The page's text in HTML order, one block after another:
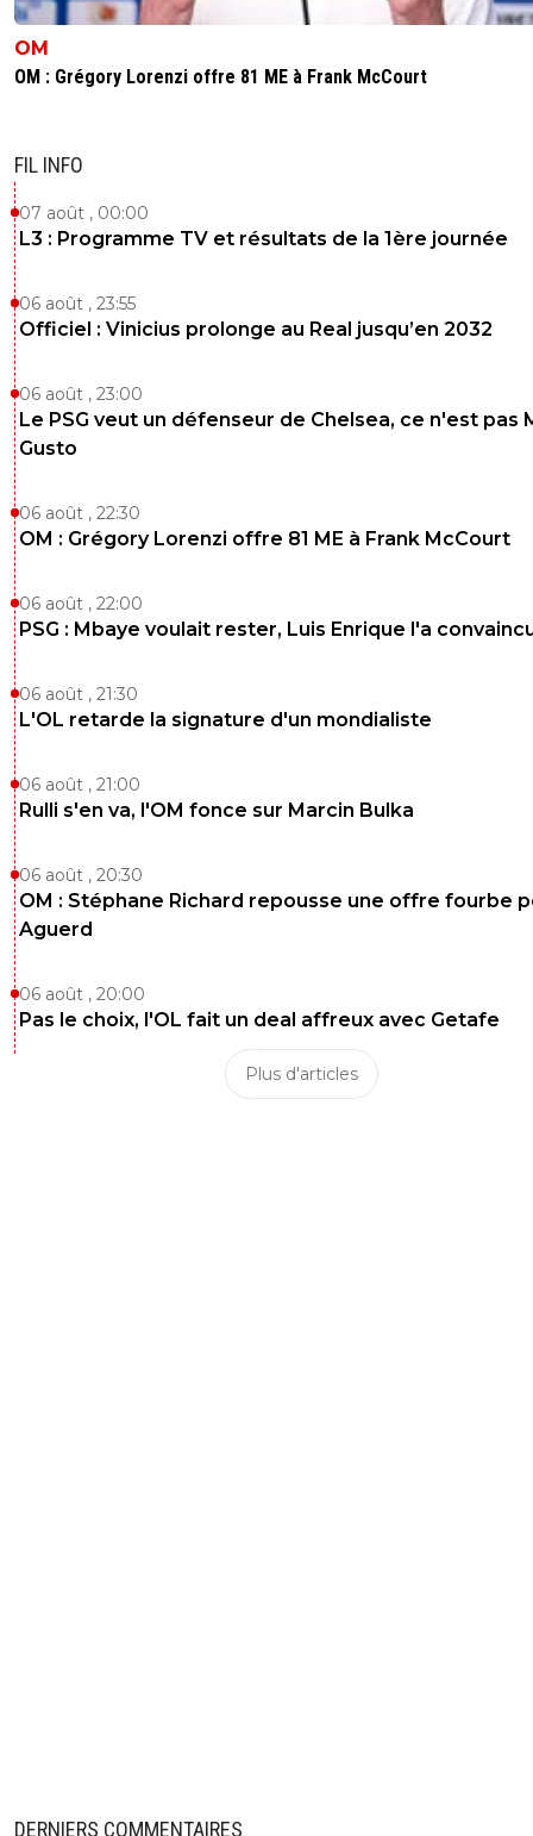
OM
OM : Grégory Lorenzi offre 81 ME à Frank McCourt
FIL INFO
07 août , 00:00
L3 : Programme TV et résultats de la 1ère journée
06 août , 23:55
Officiel : Vinicius prolonge au Real jusqu’en 2032
06 août , 23:00
Le PSG veut un défenseur de Chelsea, ce n'est pas
Gusto
06 août , 22:30
OM : Grégory Lorenzi offre 81 ME à Frank McCourt
06 août , 22:00
PSG : Mbaye voulait rester, Luis Enrique l'a
06 août , 21:30
L'OL retarde la signature d'un mondialiste
06 août , 21:00
Rulli s'en va, l'OM fonce sur Marcin Bulka
06 août , 20:30
OM : Stéphane Richard repousse une offre fourbe
Aguerd
06 août , 20:00
Pas le choix, l'OL fait un deal affreux avec Getafe
Plus d'articles
DERNIERS COMMENTAIRES